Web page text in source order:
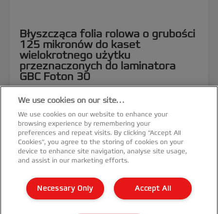
Błyszcząca folia rolowa o grubości
125 mikronów do kaset
wielokrotnego użytku
przeznaczonych do laminatora
GBC Foton 30
ZOBACZ PRODUKT
GDZIE KUPIĆ
We use cookies on our site…
We use cookies on our website to enhance your
browsing experience by remembering your
preferences and repeat visits. By clicking “Accept All
Cookies”, you agree to the storing of cookies on your
device to enhance site navigation, analyse site usage,
and assist in our marketing efforts.
Accept All
Necessary Only